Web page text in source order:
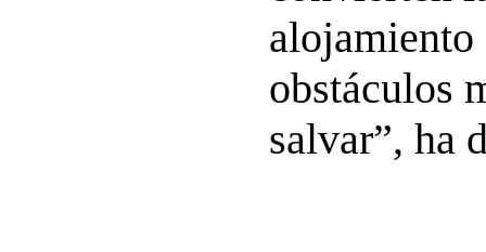
alojamiento
obstáculos
salvar”, ha